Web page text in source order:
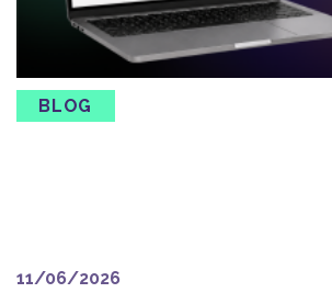
BLOG
11/06/2026